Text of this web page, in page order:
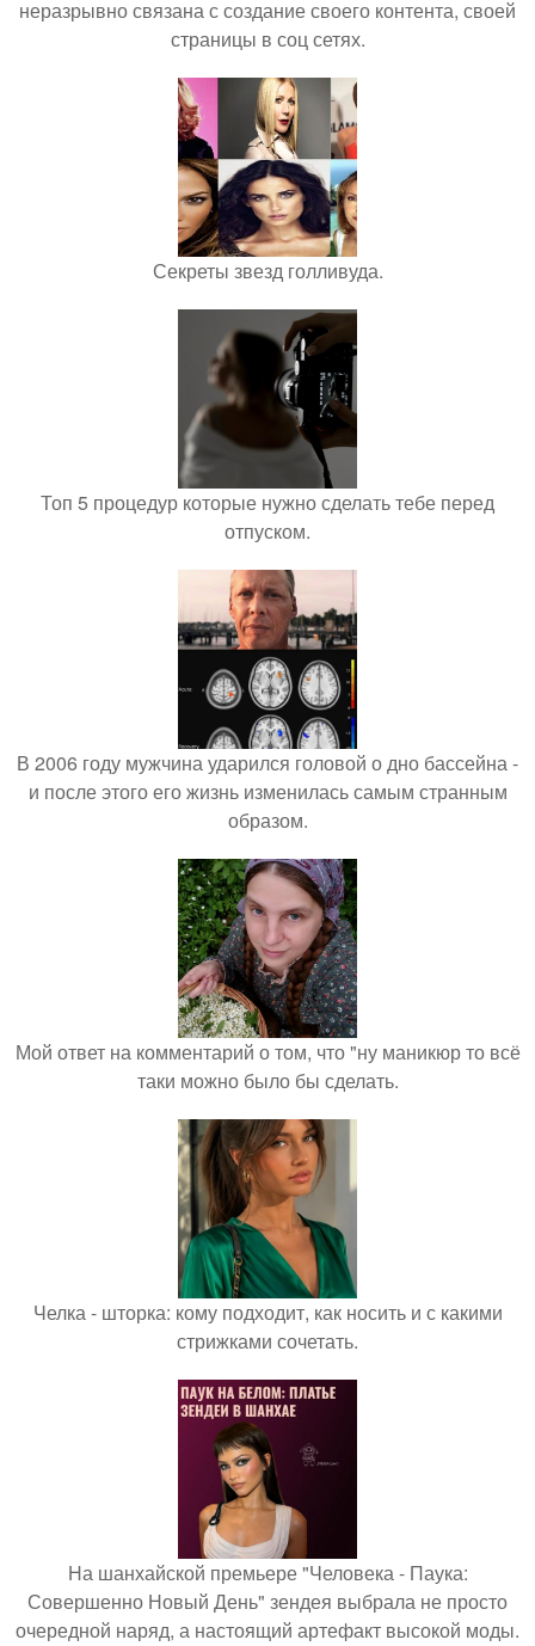
неразрывно связана с создание своего контента, своей
страницы в соц сетях.
Секреты звезд голливуда.
Топ 5 процедур которые нужно сделать тебе перед
отпуском.
В 2006 году мужчина ударился головой о дно бассейна -
и после этого его жизнь изменилась самым странным
образом.
Мой ответ на комментарий о том, что "ну маникюр то всё
таки можно было бы сделать.
Челка - шторка: кому подходит, как носить и с какими
стрижками сочетать.
На шанхайской премьере "Человека - Паука:
Совершенно Новый День" зендея выбрала не просто
очередной наряд, а настоящий артефакт высокой моды.